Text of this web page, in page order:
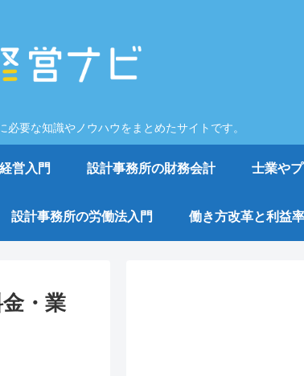
要な知識やノウハウをまとめたサイトです。
営入門 設計事務所の財務会計 士業や
設計事務所の労働法入門 働き方改革と利益
・業